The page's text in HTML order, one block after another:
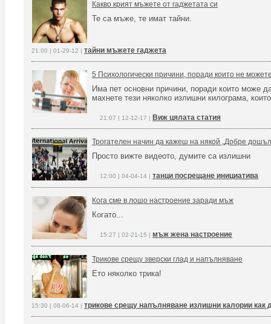
Какво крият мъжете от гаджетата си
Те са мъже, те имат тайни.
21:00 | 01-29-12 | тайни мъжете гаджета
5 Психологически причини, поради които не
Има пет основни причини, поради които може
махнете тези няколко излишни килограма,
21:07 | 12-12-17 | Виж цялата статия
Трогателен начин да кажеш на някой „Добре
Просто вижте видеото, думите са излишни
12:00 | 04-04-14 | танци посрещане инициатива
Кога сме в лошо настроение заради мъж
Когато...
15:27 | 02-21-15 | мъж жена настроение
Трикове срещу зверски глад и напълняване
Ето няколко трика!
15:30 | 08-06-14 | трикове срещу напълняване излишни калории как